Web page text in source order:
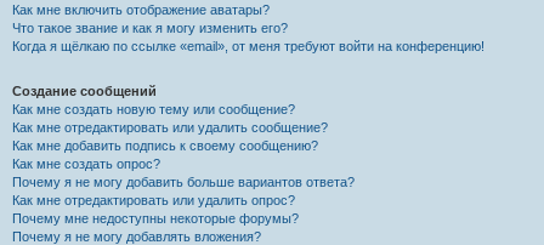
Как мне включить отображение аватары?
Что такое звание и как я могу изменить его?
Когда я щёлкаю по ссылке «email», от меня требуют войти на конференцию!
Создание сообщений
Как мне создать новую тему или сообщение?
Как мне отредактировать или удалить сообщение?
Как мне добавить подпись к своему сообщению?
Как мне создать опрос?
Почему я не могу добавить больше вариантов ответа?
Как мне отредактировать или удалить опрос?
Почему мне недоступны некоторые форумы?
Почему я не могу добавлять вложения?